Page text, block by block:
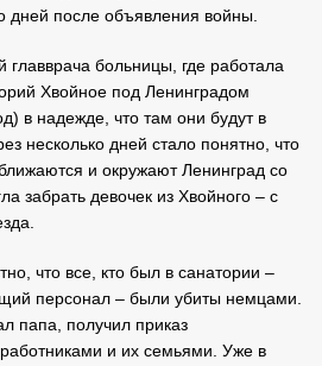
дней после объявления войны.
главврача больницы, где работала
Хвойное под Ленинградом
в надежде, что там они будут в
несколько дней стало понятно, что
и окружают Ленинград со
забрать девочек из Хвойного – с
что все, кто был в санатории –
персонал – были убиты немцами.
папа, получил приказ
работниками и их семьями. Уже в